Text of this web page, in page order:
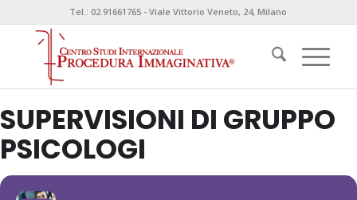
Tel.: 02.91661765 - Viale Vittorio Veneto, 24, Milano
SUPERVISIONI DI GRUPPO
PSICOLOGI